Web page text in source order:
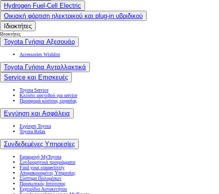
Hydrogen Fuel-Cell Electric
Οικιακή φόρτιση ηλεκτρικού και plug-in υβριδικού
Ιδιοκτήτες
Ιδιοκτήτες
Toyota Γνήσια Αξεσουάρ
Accessories Wishlist
Toyota Γνήσια Ανταλλακτικά
Service και Επισκευές
Toyota Service
Κλείστε ραντεβού για service
Προσφορά κόστους εργασίας
Εγγύηση και Ασφάλεια
Εγγύηση Toyota
Toyota Relax
Συνδεδεμένες Υπηρεσίες
Εφαρμογή MyToyota
Συνδρομητικά προγράμματα
Find your connectivity
Απομακρυσμένες Υπηρεσίες
Σύστημα Πολυμέσων
Προσωπικός Ιστότοπος
Εγχειρίδιο Αυτοκινήτου